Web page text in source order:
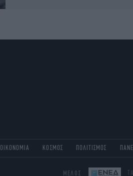
ΟΙΚΟΝΟΜΙΑ ΚΟΣΜΟΣ ΠΟΛΙΤΙΣΜΟΣ
ΜΕΛΟΣ